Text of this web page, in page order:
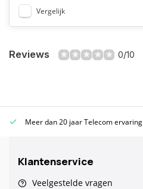
Vergelijk
Reviews 0/10
Meer dan 20 jaar Telecom ervaring
Klantenservice
Veelgestelde vragen